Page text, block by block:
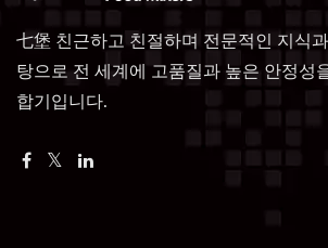
七堡 친근하고 친절하며 전문적인 지식
탕으로 전 세계에 고품질과 높은 안정성
합기입니다.